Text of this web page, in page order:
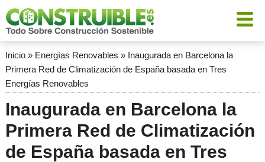
Inicio» Energías Renovables » Inaugurada en Barcelona la
Primera Red de Climatización de España basada en Tres
Energías Renovables
Inaugurada en Barcelona la
Primera Red de Climatización
de España basada en Tres